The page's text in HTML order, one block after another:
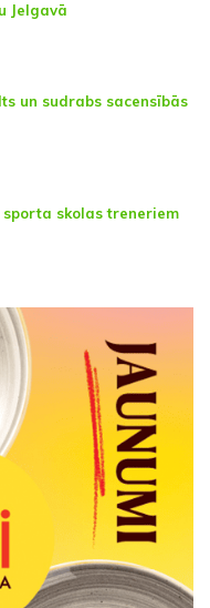
Jelgavā
un sudrabs sacensībās
sporta skolas treneriem